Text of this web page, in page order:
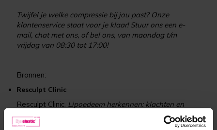
Twijfel je welke compressie bij jou past? Onze
klantenservice staat voor je klaar! Stuur ons een e-
mail, chat met ons, of bel ons, van maandag t/m
vrijdag van 08:30 tot 17:00!
Bronnen:
Resculpt Clinic
Resculpt Clinic. Lipoedeem herkennen: klachten en
symptomen
https://www.resculptclinic.nl/behandelingen/lipoedeem-